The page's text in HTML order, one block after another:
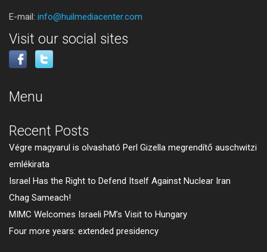
E-mail: info@huilmediacenter.com
Visit our social sites
Menu
Recent Posts
Végre magyarul is olvasható Perl Gizella megrendítő auschwitzi
emlékirata
Israel Has the Right to Defend Itself Against Nuclear Iran
Chag Sameach!
MIMC Welcomes Israeli PM’s Visit to Hungary
Four more years: extended presidency